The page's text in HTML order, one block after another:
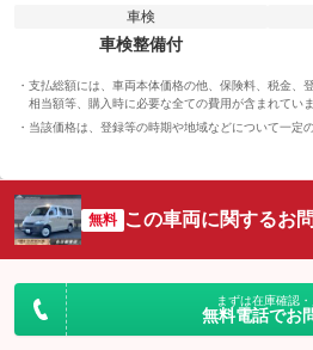
車検
車検整備付
支払総額には、車両本体価格の他、保険料、税金、
相当額等、購入時に必要な全ての費用が含まれていま
当該価格は、登録等の時期や地域などについて一定
無料 この車両に関するお
まずは在庫確認
無料電話でお